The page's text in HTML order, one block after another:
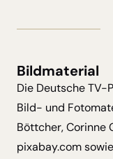
Bildmaterial
Die Deutsche
Bild- und
Böttcher, Corinne
pixabay.com